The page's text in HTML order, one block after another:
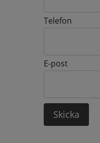
Telefon
E-post